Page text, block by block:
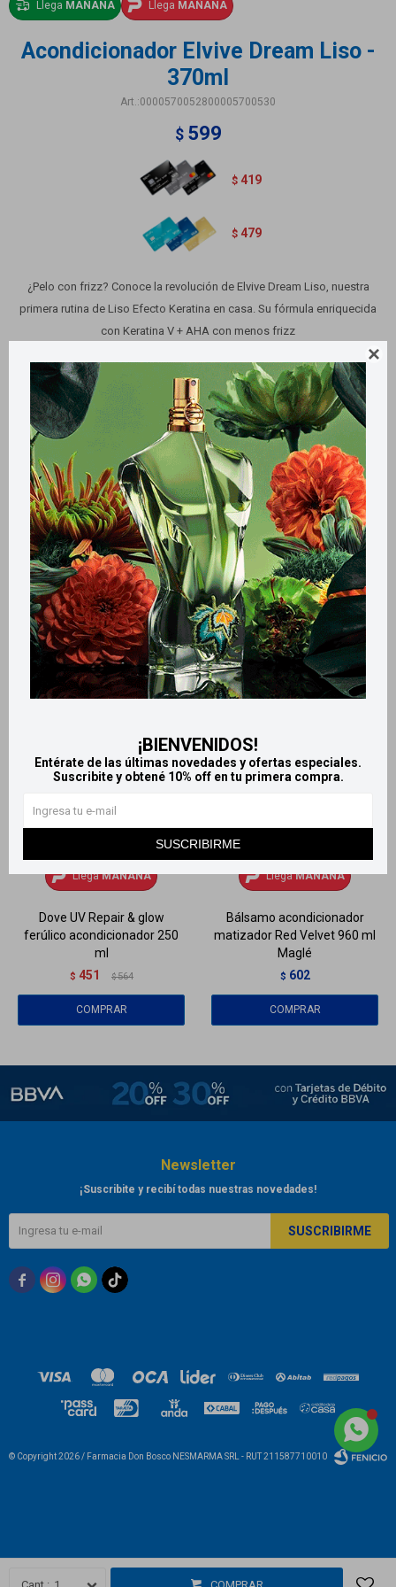

¡BIENVENIDOS!
Entérate de las últimas novedades y ofertas especiales.
Suscribite y obtené 10% off en tu primera compra.
SUSCRIBIRME
Llega MAÑANA Llega MAÑANA
Acondicionador Elvive Dream Liso -
370ml
0000570052800005700530
$ 599
$ 419
$ 479
¿Pelo con frizz? Conoce la revolución de Elvive Dream Liso, nuestra
primera rutina de Liso Efecto Keratina en casa. Su fórmula enriquecida
con Keratina V + AHA con menos frizz
Variantes:
Métodos y costos de envío
Retiros gratuitos en tiendas
Productos que te pueden interesar
LlegaMAÑANA
Dove UV Repair & glow
ferúlico acondicionador 250
ml
$ 451 $ 564
LlegaMAÑANA
Bálsamo acondicionador
matizador Red Velvet 960 ml
Maglé
$ 602
Newsletter
¡Suscribite y recibí todas nuestras novedades!
SUSCRIBIRME
  
© Copyright 2026 / Farmacia Don Bosco NESMARMA SRL - RUT 211587710010
Fenicio